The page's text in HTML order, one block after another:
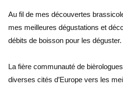
Au fil de mes découvertes
mes meilleures dégustations et
débits de boisson pour les déguster.
La fière communauté de
diverses cités d’Europe vers les